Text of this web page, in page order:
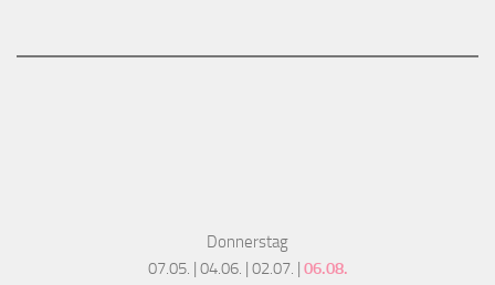
Donnerstag
07.05. | 04.06. | 02.07. | 06.08.